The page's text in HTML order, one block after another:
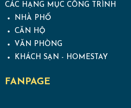
CÁC HẠNG MỤC CÔNG TRÌNH
NHÀ PHỐ
CĂN HỘ
VĂN PHÒNG
KHÁCH SẠN - HOMESTAY
FANPAGE